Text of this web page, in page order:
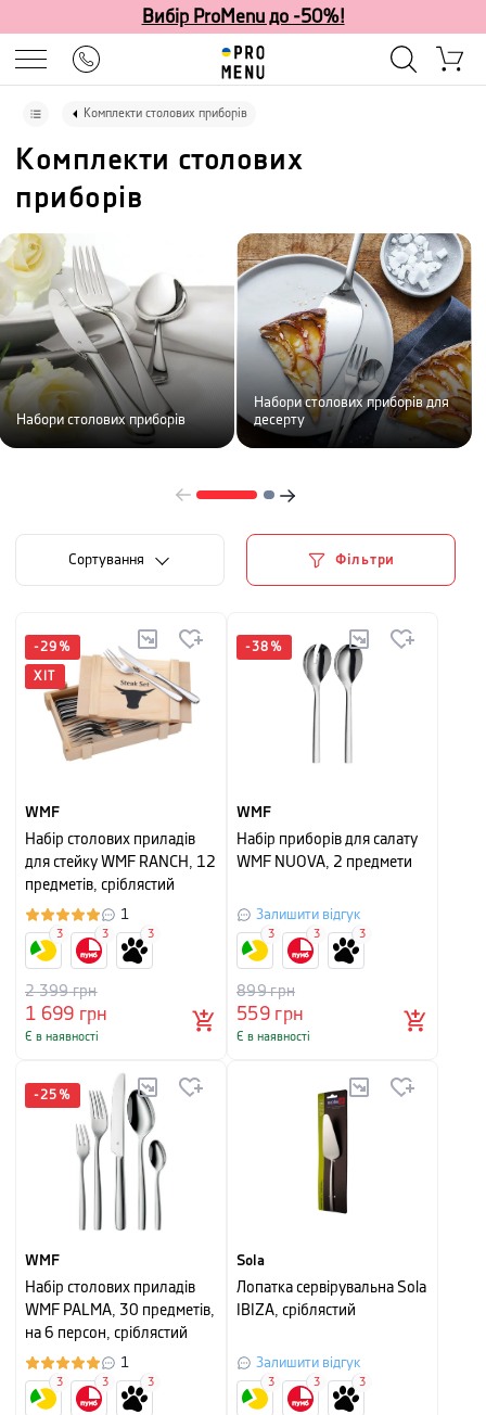
Вибір ProMenu до -50%!
Комплекти столових приборів
Комплекти столових
приборів
Набори столових приборів
Набори столових приборів для
десерту
Сортування Фільтри
-29 %
ХІТ
WMF
Набір столових приладів
для стейку WMF RANCH, 12
предметів, сріблястий
1
1 699 грн
2 399грн
Є в наявності
3 3 3
-38 %
WMF
Набір приборів для салату
WMF NUOVA, 2 предмети
Залишити відгук
559грн
899грн
Є в наявності
3 3 3
-25 %
WMF
Набір столових приладів
WMF PALMA, 30 предметів,
на 6 персон, сріблястий
1
3 3 3
Sola
Лопатка сервірувальна Sola
IBIZA, сріблястий
Залишити відгук
3 3 3